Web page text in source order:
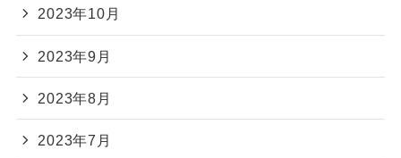
2023年10月
2023年9月
2023年8月
2023年7月